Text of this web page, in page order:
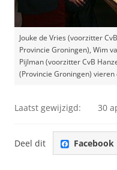
Jouke de Vries (voorzitter
Provincie Groningen), Wim
Pijlman (voorzitter CvB
(Provincie Groningen) vieren
Laatst gewijzigd: 30
Deel dit Facebook